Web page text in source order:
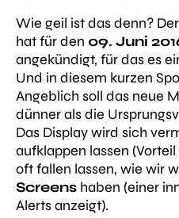
Wie geil ist das denn? Der
hat für den 09. Juni
angekündigt, für das es
Und in diesem kurzen
Angeblich soll das neue
dünner als die
Das Display wird sich
aufklappen lassen
oft fallen lassen, wie wir
Screens haben (einer
Alerts anzeigt).